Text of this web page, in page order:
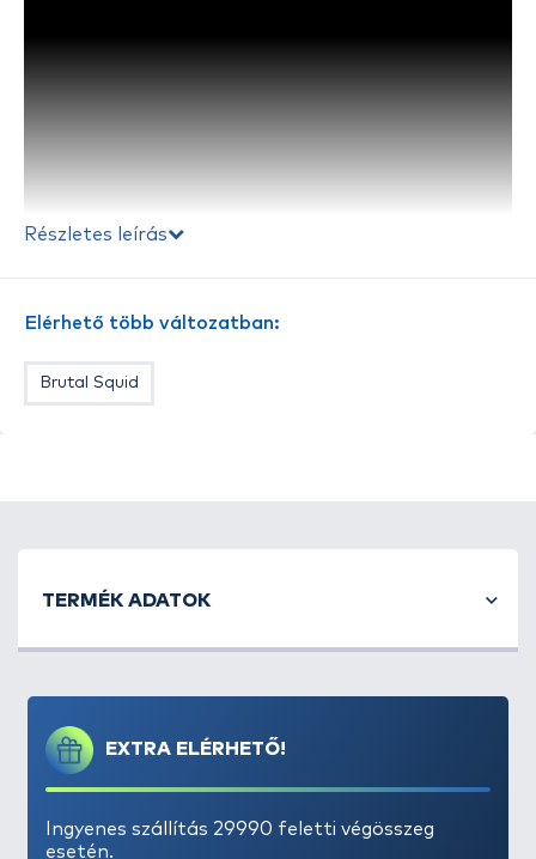
pelletes, bojlis harcsahorgászatMagyarországon
még kevésbé elterjedt, holott például
Spanyolországban, az Ebro-n legendásan sok
Részletes leírás
Elérhető több változatban:
Brutal Squid
EXTRA ELÉRHETŐ!
Ingyenes szállítás 29990 feletti végösszeg
esetén.
TERMÉK ADATOK